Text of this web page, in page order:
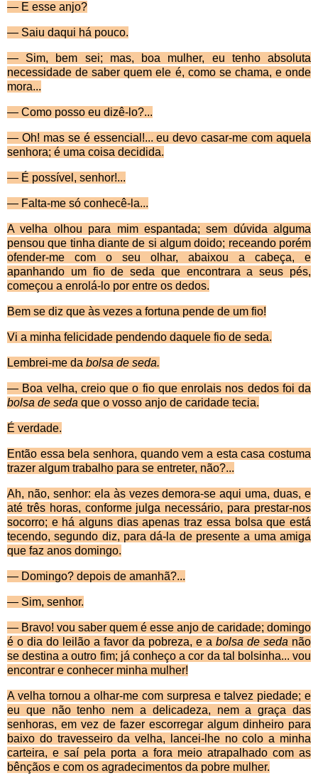
— E esse anjo?
— Saiu daqui há pouco.
— Sim, bem sei; mas, boa mulher, eu tenho absoluta
necessidade de saber quem ele é, como se chama, e onde
mora...
— Como posso eu dizê-lo?...
— Oh! mas se é essencial!... eu devo casar-me com aquela
senhora; é uma coisa decidida.
— É possível, senhor!...
— Falta-me só conhecê-la...
A velha olhou para mim espantada; sem dúvida alguma
pensou que tinha diante de si algum doido; receando porém
ofender-me com o seu olhar, abaixou a cabeça, e
apanhando um fio de seda que encontrara a seus pés,
começou a enrolá-lo por entre os dedos.
Bem se diz que às vezes a fortuna pende de um fio!
Vi a minha felicidade pendendo daquele fio de seda.
Lembrei-me da bolsa de seda.
— Boa velha, creio que o fio que enrolais nos dedos foi da
bolsa de seda que o vosso anjo de caridade tecia.
É verdade.
Então essa bela senhora, quando vem a esta casa costuma
trazer algum trabalho para se entreter, não?...
Ah, não, senhor: ela às vezes demora-se aqui uma, duas, e
até três horas, conforme julga necessário, para prestar-nos
socorro; e há alguns dias apenas traz essa bolsa que está
tecendo, segundo diz, para dá-la de pre­sente a uma amiga
que faz anos domingo.
— Domingo? depois de amanhã?...
— Sim, senhor.
— Bravo! vou saber quem é esse anjo de caridade; domingo
é o dia do leilão a favor da pobreza, e a bolsa de seda não
se destina a outro fim; já conheço a cor da tal bolsinha... vou
encontrar e conhecer minha mulher!
A velha tornou a olhar-me com surpresa e talvez piedade; e
eu que não tenho nem a delicadeza, nem a graça das
senhoras, em vez de fazer escorregar algum dinheiro para
baixo do travesseiro da velha, lancei-lhe no colo a minha
carteira, e saí pela porta a fora meio atrapalhado com as
bênçãos e com os agradecimentos da pobre mulher.